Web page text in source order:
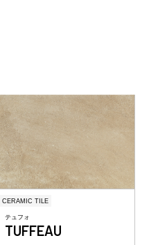
CERAMIC TILE
テュフォ
TUFFEAU